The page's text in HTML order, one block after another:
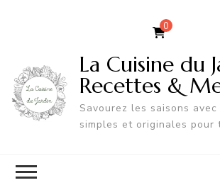
0
La Cuisine du
Recettes &
Savourez les saisons
simples et originales pour